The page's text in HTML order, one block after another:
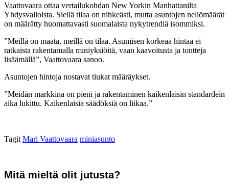
Vaattovaara ottaa vertailukohdan New Yorkin Manhattanilta
Yhdysvalloista. Siellä tilaa on nihkeästi, mutta asuntojen neliömäärät
on määrätty huomattavasti suomalaista nykytrendiä isommiksi.
”Meillä on maata, meillä on tilaa. Asumisen korkeaa hintaa ei
ratkaista rakentamalla miniyksiöitä, vaan kaavoitusta ja tontteja
lisäämällä”, Vaattovaara sanoo.
Asuntojen hintoja nostavat tiukat määräykset.
”Meidän markkina on pieni ja rakentaminen kaikenlaisin standardein
aika lukittu. Kaikenlaisia säädöksiä on liikaa.”
Tagit Mari Vaattovaara miniasunto
Mitä mieltä olit jutusta?